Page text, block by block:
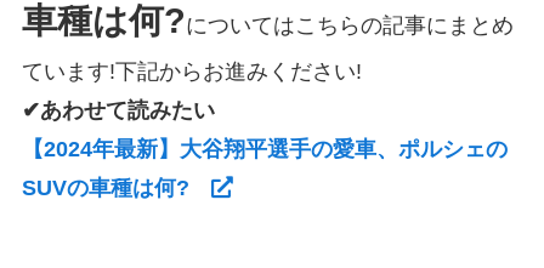
車種は何?についてはこちらの記事にまとめ
ています!下記からお進みください!
✔あわせて読みたい
【2024年最新】大谷翔平選手の愛車、ポルシェの
SUVの車種は何?